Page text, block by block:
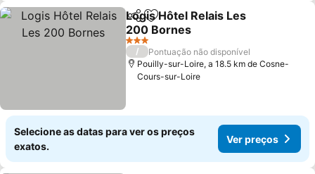
PartilharAdicionar aos favoritos
Logis Hôtel Relais Les
200 Bornes
3 Estrelas
/
Pontuação não disponível
Pouilly-sur-Loire, a 18.5 km de Cosne-
Cours-sur-Loire
Selecione as datas para ver os preços
exatos.
Ver preços